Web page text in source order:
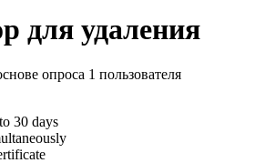
для удаления
опроса 1 пользователя
30 days